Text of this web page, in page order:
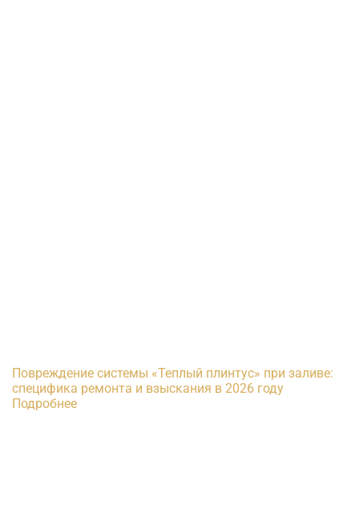
Повреждение системы «Теплый плинтус» при заливе:
специфика ремонта и взыскания в 2026 году
Подробнее